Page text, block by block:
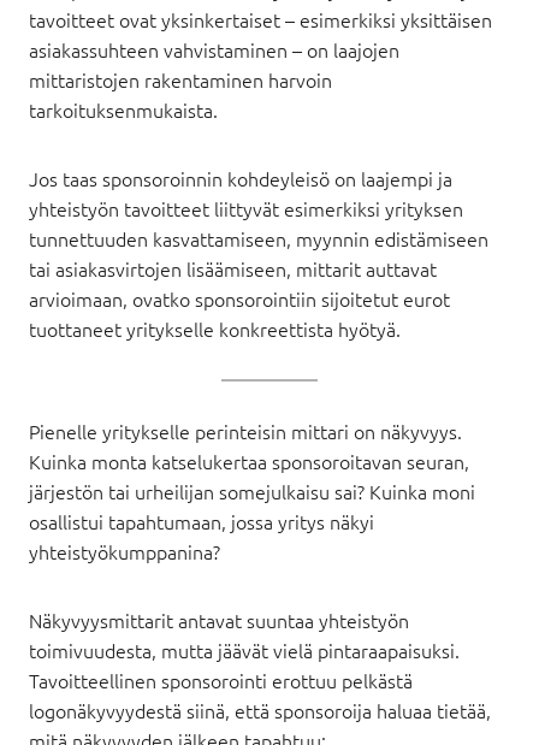
tavoitteet ovat yksinkertaiset – esimerkiksi yksittäisen
asiakassuhteen vahvistaminen – on laajojen
mittaristojen rakentaminen harvoin
tarkoituksenmukaista.
Jos taas sponsoroinnin kohdeyleisö on laajempi ja
yhteistyön tavoitteet liittyvät esimerkiksi yrityksen
tunnettuuden kasvattamiseen, myynnin edistämiseen
tai asiakasvirtojen lisäämiseen, mittarit auttavat
arvioimaan, ovatko sponsorointiin sijoitetut eurot
tuottaneet yritykselle konkreettista hyötyä.
Pienelle yritykselle perinteisin mittari on näkyvyys.
Kuinka monta katselukertaa sponsoroitavan seuran,
järjestön tai urheilijan somejulkaisu sai? Kuinka moni
osallistui tapahtumaan, jossa yritys näkyi
yhteistyökumppanina?
Näkyvyysmittarit antavat suuntaa yhteistyön
toimivuudesta, mutta jäävät vielä pintaraapaisuksi.
Tavoitteellinen sponsorointi erottuu pelkästä
logonäkyvyydestä siinä, että sponsoroija haluaa tietää,